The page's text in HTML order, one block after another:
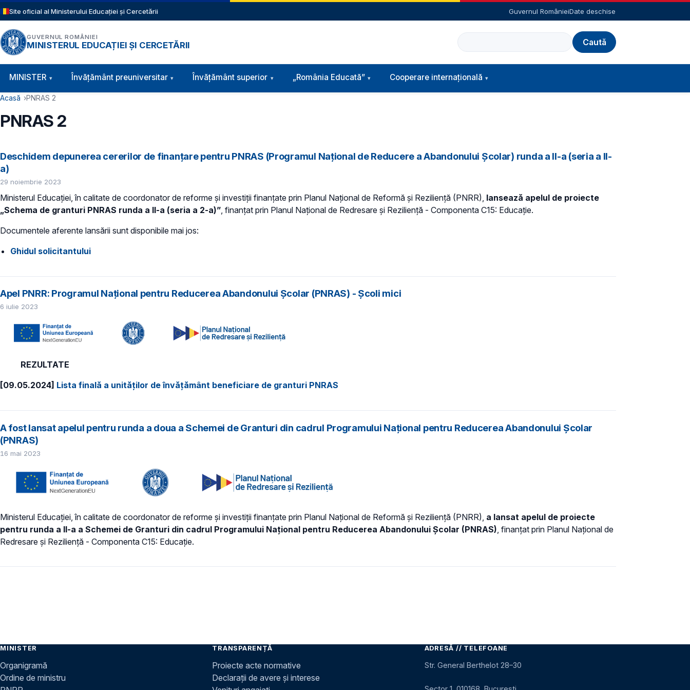
Sari la conținutul principal
Site oficial al Ministerului Educației și Cercetării Guvernul RomânieiDate deschise
GUVERNUL ROMÂNIEI
MINISTERUL EDUCAȚIEI ȘI CERCETĂRII
Caută
Navigație principală
MINISTER Învăţământ preuniversitar Învățământ superior „România Educată” Cooperare internațională
Cale de navigare
Acasă PNRAS 2
PNRAS 2
Deschidem depunerea cererilor de finanțare pentru PNRAS (Programul Național de Reducere a Abandonului Școlar) runda a II-a (seria a II-
a)
29 noiembrie 2023
Ministerul Educației, în calitate de coordonator de reforme și investiții finanțate prin Planul Național de Reformă și Reziliență (PNRR), lansează apelul de proiecte
„Schema de granturi PNRAS runda a II-a (seria a 2-a)” , finanțat prin Planul Național de Redresare și Reziliență - Componenta C15: Educație.
Documentele aferente lansării sunt disponibile mai jos:
Ghidul solicitantului
Apel PNRR: Programul Național pentru Reducerea Abandonului Școlar (PNRAS) - Școli mici
6 iulie 2023
REZULTATE
[09.05.2024] Lista finală a unităților de învățământ beneficiare de granturi PNRAS
A fost lansat apelul pentru runda a doua a Schemei de Granturi din cadrul Programului Național pentru Reducerea Abandonului Școlar
(PNRAS)
16 mai 2023
Ministerul Educației, în calitate de coordonator de reforme și investiții finanțate prin Planul Național de Reformă și Reziliență (PNRR), a lansat apelul de proiecte
pentru runda a II-a a Schemei de Granturi din cadrul Programului Național pentru Reducerea Abandonului Școlar (PNRAS) , finanțat prin Planul Național de
Redresare și Reziliență - Componenta C15: Educație.
MINISTER
Organigramă
Ordine de ministru
TRANSPARENȚĂ
Proiecte acte normative
Declarații de avere și interese
ADRESĂ // TELEFOANE
Str. General Berthelot 28–30